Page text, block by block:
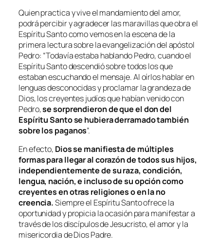
Quien practica y vive el mandamiento del amor,
podrá percibir y agradecer las maravillas que obra el
Espíritu Santo como vemos en la escena de la
primera lectura sobre la evangelización del apóstol
Pedro: “Todavía estaba hablando Pedro, cuando el
Espíritu Santo descendió sobre todos los que
estaban escuchando el mensaje. Al oírlos hablar en
lenguas desconocidas y proclamar la grandeza de
Dios, los creyentes judíos que habían venido con
Pedro,se sorprendieron de que el don del
Espíritu Santo se hubiera derramado también
sobre los paganos”.
En efecto, Dios se manifiesta de múltiples
formas para llegar al corazón de todos sus hijos,
independientemente de su raza, condición,
lengua, nación, e incluso de su opción como
creyentes en otras religiones o en la no
creencia.Siempre el Espíritu Santo ofrece la
oportunidad y propicia la ocasión para manifestar a
través de los discípulos de Jesucristo, el amor y la
misericordia de Dios Padre.